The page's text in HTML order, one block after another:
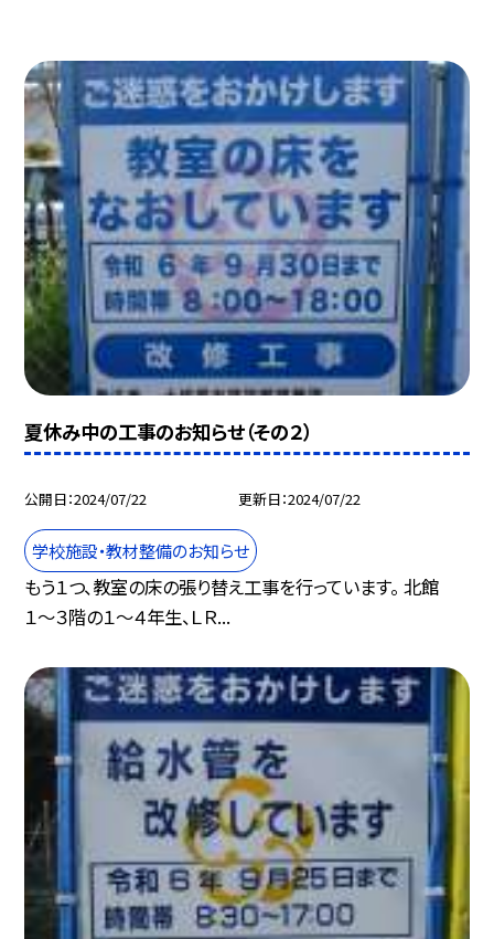
夏休み中の工事のお知らせ（その２）
公開日 2024/07/22 更新日 2024/07/22
学校施設・教材整備のお知らせ
もう１つ、教室の床の張り替え工事を行っています。 北館
１〜３階の１〜４年生、ＬＲ...